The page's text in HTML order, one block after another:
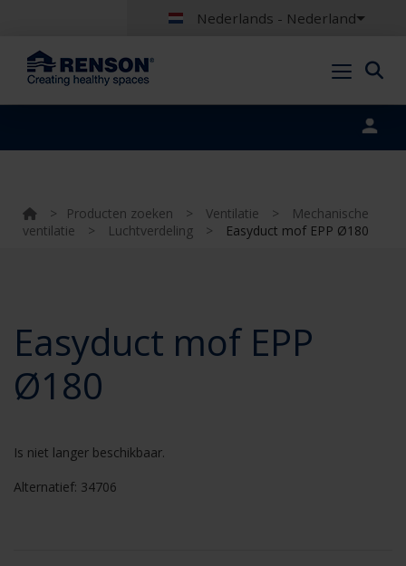
Nederlands - Nederland
> Producten zoeken > Ventilatie >
Mechanische
ventilatie
> Luchtverdeling > Easyduct mof EPP Ø180
Easyduct mof EPP
Ø180
Is niet langer beschikbaar.
Alternatief: 34706